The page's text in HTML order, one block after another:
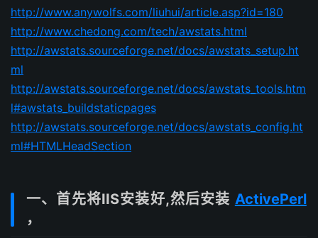
http://www.anywolfs.com/liuhui/article.asp?id=180
http://www.chedong.com/tech/awstats.html
http://awstats.sourceforge.net/docs/awstats_setup.ht
ml
http://awstats.sourceforge.net/docs/awstats_tools.htm
l#awstats_buildstaticpages
http://awstats.sourceforge.net/docs/awstats_config.ht
ml#HTMLHeadSection
一、首先将IIS安装好,然后安装 ActivePerl
，